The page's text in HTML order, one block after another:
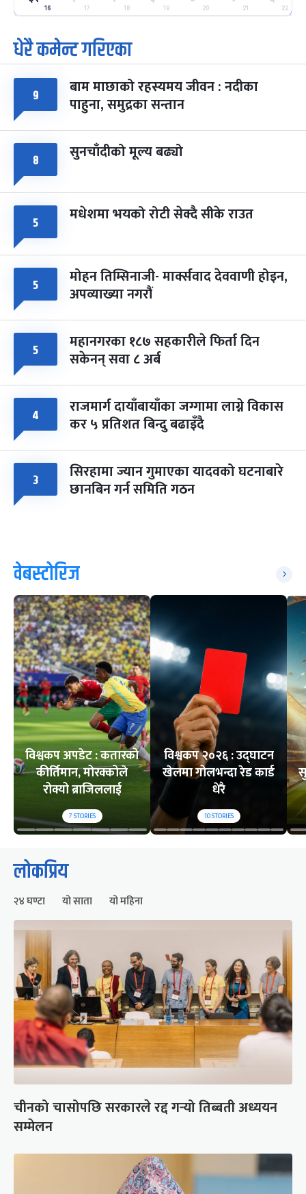
मंगल फाल्गुन २५, २०८३ Mar 9, 2027
७
आइत
पूर्णिमा व्रत
चैत्र ७, २०८३-Mar 21, 2027
८
सोम
फागुपूर्णिमा
चैत्र ८, २०८३- Mar 22, 2027
७ महिना बाँकी
16 17 18 19 20 21 22
धेरै कमेन्ट गरिएका
९ बाम माछाको रहस्यमय जीवन : नदीका
पाहुना, समुद्रका सन्तान
८ सुनचाँदीको मूल्य बढ्यो
५ मधेशमा भयको रोटी सेक्दै सीके राउत
५ मोहन तिम्सिनाजी- मार्क्सवाद देववाणी होइन,
अपव्याख्या नगरौं
५ महानगरका १८७ सहकारीले फिर्ता दिन
सकेनन् सवा ८ अर्ब
४ राजमार्ग दायाँबायाँका जग्गामा लाग्ने विकास
कर ५ प्रतिशत बिन्दु बढाइँदै
३ सिरहामा ज्यान गुमाएका यादवको घटनाबारे
छानबिन गर्न समिति गठन
वेबस्टोरिज
विश्वकप अपडेट : कतारको
कीर्तिमान, मोरक्कोले
रोक्यो ब्राजिललाई
7STORIES
विश्वकप २०२६ : उद्घाटन
खेलमा गोलभन्दा रेड कार्ड
धेरै
10STORIES
लोकप्रिय
२४ घण्टा यो साता यो महिना
चीनको चासोपछि सरकारले रद्द गर्‍यो तिब्बती अध्ययन
सम्मेलन